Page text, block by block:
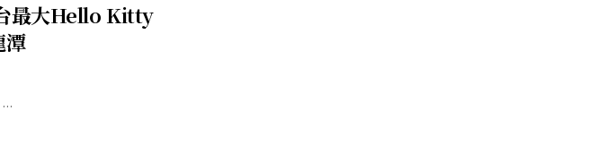
最大Hello Kitty
潭